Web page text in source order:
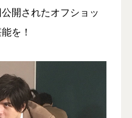
開されたオフショッ
を！